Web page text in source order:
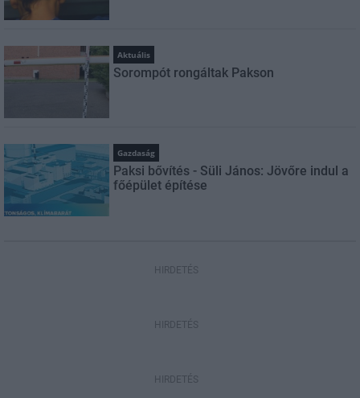
Aktuális
Sorompót rongáltak Pakson
Gazdaság
Paksi bővítés - Süli János: Jövőre indul a
főépület építése
HIRDETÉS
HIRDETÉS
HIRDETÉS